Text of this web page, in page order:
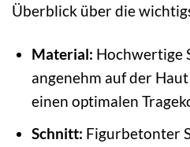
Überblick über die
Material: Hochwertige
angenehm auf der
einen optimalen
Schnitt: Figurbetonter